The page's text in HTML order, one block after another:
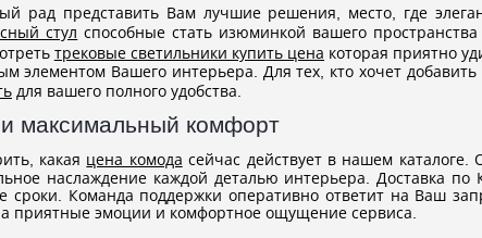
рад представить Вам лучшие решения, место, где
стул способные стать изюминкой вашего
трековые светильники купить цена которая приятно
элементом Вашего интерьера. Для тех, кто хочет
для вашего полного удобства.
максимальный комфорт
какая цена комода сейчас действует в нашем каталоге.
наслаждение каждой деталью интерьера. Доставка по
сроки. Команда поддержки оперативно ответит на Ваш
приятные эмоции и комфортное ощущение сервиса.